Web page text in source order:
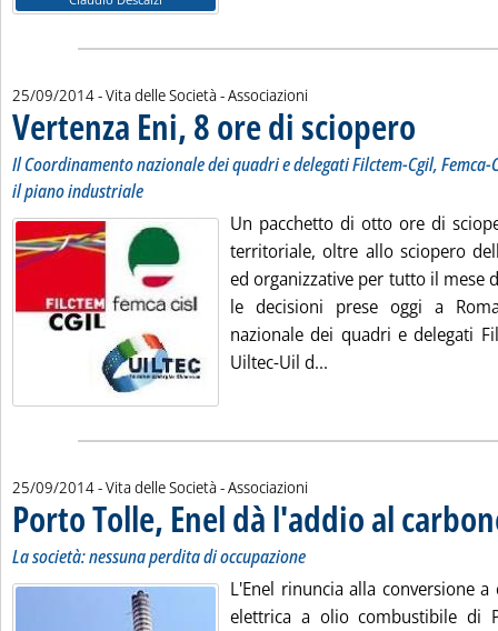
25/09/2014- Vita delle Società - Associazioni
Vertenza Eni, 8 ore di sciopero
Il Coordinamento nazionale dei quadri e delegati Filctem-Cgil,
il piano industriale
Un pacchetto di otto ore di
territoriale, oltre allo sciopero
ed organizzative per tutto il mese
le decisioni prese oggi a
nazionale dei quadri e delegati
Uiltec-Uil d...
25/09/2014- Vita delle Società - Associazioni
Porto Tolle, Enel dà l'addio al
La società: nessuna perdita di occupazione
L'Enel rinuncia alla conversione
elettrica a olio combustibile di